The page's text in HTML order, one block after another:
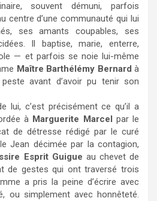
souvent démuni, parfois
centre d’une communauté qui lui
ses amants coupables, ses
Il baptise, marie, enterre,
— et parfois se noie lui-même
Maître Barthélémy Bernard à
avant d’avoir pu tenir son
lui, c’est précisément ce qu’il a
à Marguerite Marcel par le
de détresse rédigé par le curé
Jean décimée par la contagion,
Esprit Guigue au chevet de
gestes qui ont traversé trois
a pris la peine d’écrire avec
ou simplement avec honnêteté.